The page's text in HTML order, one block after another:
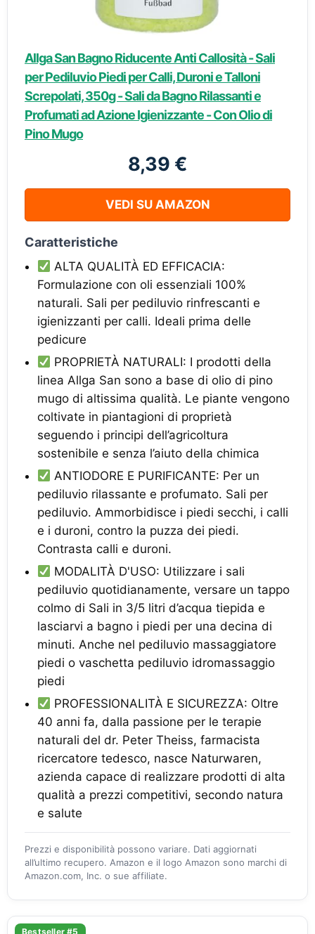
Allga San Bagno Riducente Anti Callosità - Sali
per Pediluvio Piedi per Calli, Duroni e Talloni
Screpolati, 350g - Sali da Bagno Rilassanti e
Profumati ad Azione Igienizzante - Con Olio di
Pino Mugo
8,39 €
VEDI SU AMAZON
Caratteristiche
ALTA QUALITÀ ED EFFICACIA:
Formulazione con oli essenziali 100%
naturali. Sali per pediluvio rinfrescanti e
igienizzanti per calli. Ideali prima delle
pedicure
PROPRIETÀ NATURALI: I prodotti della
linea Allga San sono a base di olio di pino
mugo di altissima qualità. Le piante vengono
coltivate in piantagioni di proprietà
seguendo i principi dell’agricoltura
sostenibile e senza l’aiuto della chimica
ANTIODORE E PURIFICANTE: Per un
pediluvio rilassante e profumato. Sali per
pediluvio. Ammorbidisce i piedi secchi, i calli
e i duroni, contro la puzza dei piedi.
Contrasta calli e duroni.
MODALITÀ D'USO: Utilizzare i sali
pediluvio quotidianamente, versare un tappo
colmo di Sali in 3/5 litri d’acqua tiepida e
lasciarvi a bagno i piedi per una decina di
minuti. Anche nel pediluvio massaggiatore
piedi o vaschetta pediluvio idromassaggio
piedi
PROFESSIONALITÀ E SICUREZZA: Oltre
40 anni fa, dalla passione per le terapie
naturali del dr. Peter Theiss, farmacista
ricercatore tedesco, nasce Naturwaren,
azienda capace di realizzare prodotti di alta
qualità a prezzi competitivi, secondo natura
e salute
Prezzi e disponibilità possono variare. Dati aggiornati
all’ultimo recupero. Amazon e il logo Amazon sono marchi di
Amazon.com, Inc. o sue affiliate.
Bestseller #5